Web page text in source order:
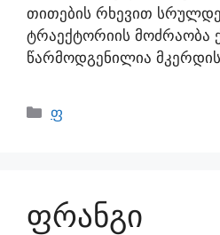
თითების რხევით
ტრაექტორიის მოძრაობა
წარმოდგენილია
ფ
ფრანგი